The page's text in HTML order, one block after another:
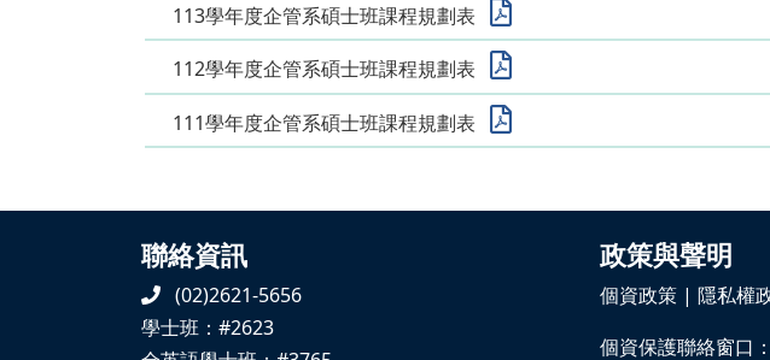
113學年度企管系碩士班課程規劃表
112學年度企管系碩士班課程規劃表
111學年度企管系碩士班課程規劃表
聯絡資訊
(02)2621-5656
學士班：#2623
政策與聲明
個資政策 | 隱私權
個資保護聯絡窗口